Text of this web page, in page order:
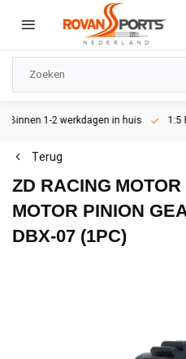
Binnen 1-2 werkdagen in huis 1:5
Terug
ZD RACING
MOTOR PINION
DBX-07 (1PC)